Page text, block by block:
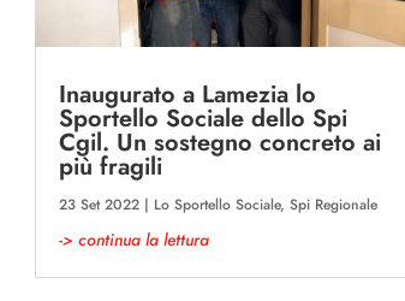
Inaugurato a Lamezia lo
Sportello Sociale dello Spi
Cgil. Un sostegno concreto ai
più fragili
23 Set 2022| Lo Sportello Sociale, Spi Regionale
-> continua la lettura